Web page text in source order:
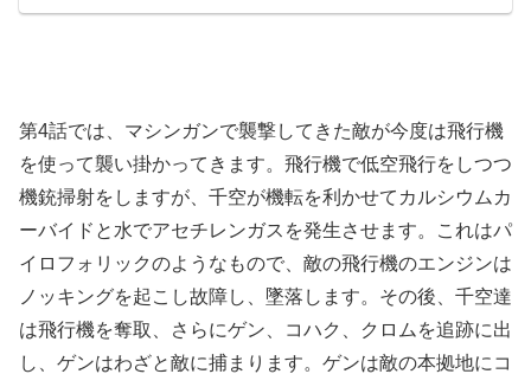
第4話では、マシンガンで襲撃してきた敵が今度は飛行機
を使って襲い掛かってきます。飛行機で低空飛行をしつつ
機銃掃射をしますが、千空が機転を利かせてカルシウムカ
ーバイドと水でアセチレンガスを発生させます。これはパ
イロフォリックのようなもので、敵の飛行機のエンジンは
ノッキングを起こし故障し、墜落します。その後、千空達
は飛行機を奪取、さらにゲン、コハク、クロムを追跡に出
し、ゲンはわざと敵に捕まります。ゲンは敵の本拠地にコ